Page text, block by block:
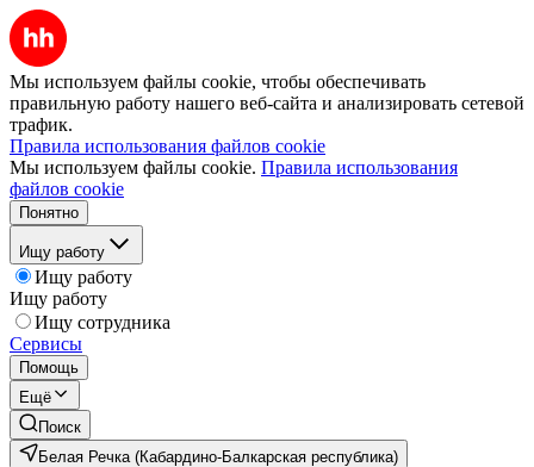
Мы используем файлы cookie, чтобы обеспечивать
правильную работу нашего веб-сайта и анализировать сетевой
трафик.
Правила использования файлов cookie
Мы используем файлы cookie. Правила использования
файлов cookie
Понятно
Ищу работу
Ищу работу
Ищу работу
Ищу сотрудника
Сервисы
Помощь
Ещё
Поиск
Белая Речка (Кабардино-Балкарская республика)